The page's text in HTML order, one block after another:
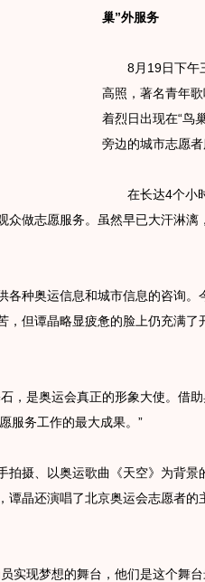
巢”外服务
8月19日下午
高照，著名青年
着烈日出现在“鸟
旁边的城市志愿者
在长达4个小时
众做志愿服务。虽然早已大汗淋漓
种奥运信息和城市信息的咨询。
，但谭晶略显疲惫的脸上仍充满了
是奥运会真正的形象大使。借助
服务工作的最大成果。”
摄、以奥运歌曲《天空》为背景
谭晶还演唱了北京奥运会志愿者的
现梦想的舞台，他们是这个舞台